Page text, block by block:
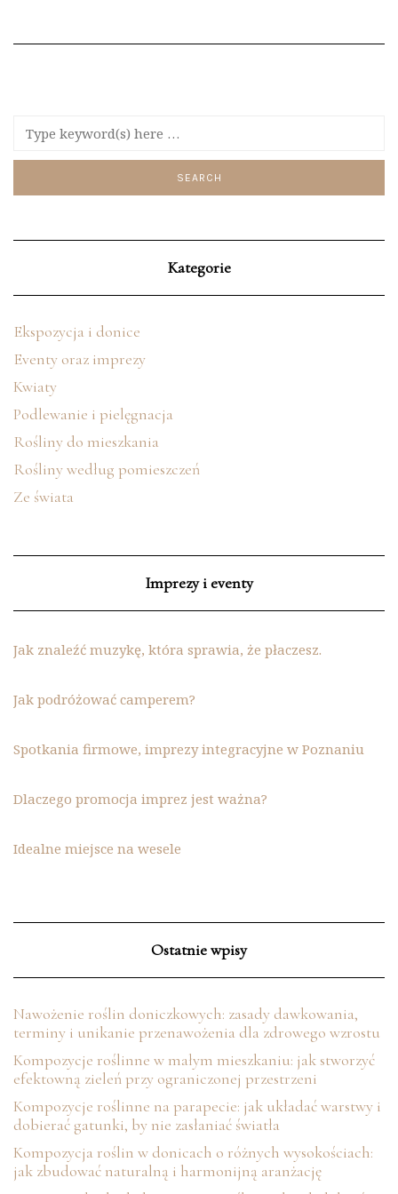
Kategorie
Ekspozycja i donice
Eventy oraz imprezy
Kwiaty
Podlewanie i pielęgnacja
Rośliny do mieszkania
Rośliny według pomieszczeń
Ze świata
Imprezy i eventy
Jak znaleźć muzykę, która sprawia, że płaczesz.
Jak podróżować camperem?
Spotkania firmowe, imprezy integracyjne w Poznaniu
Dlaczego promocja imprez jest ważna?
Idealne miejsce na wesele
Ostatnie wpisy
Nawożenie roślin doniczkowych: zasady dawkowania,
terminy i unikanie przenawożenia dla zdrowego wzrostu
Kompozycje roślinne w małym mieszkaniu: jak stworzyć
efektowną zieleń przy ograniczonej przestrzeni
Kompozycje roślinne na parapecie: jak układać warstwy i
dobierać gatunki, by nie zasłaniać światła
Kompozycja roślin w donicach o różnych wysokościach:
jak zbudować naturalną i harmonijną aranżację